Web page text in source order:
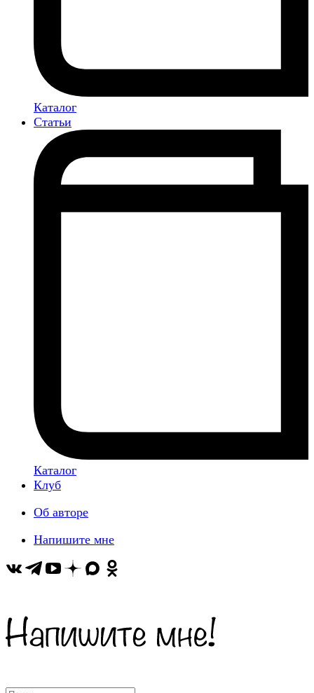
Каталог
Статьи
Каталог
Клуб
Об авторе
Напишите мне